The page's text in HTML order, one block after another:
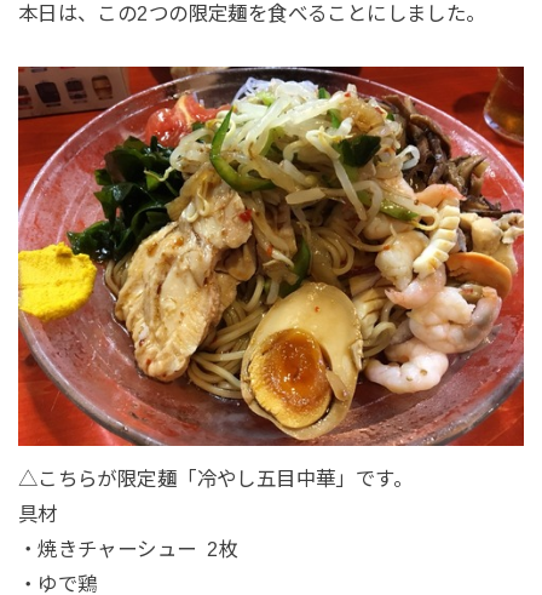
本日は、この2つの限定麺を食べることにしました。
△こちらが限定麺「冷やし五目中華」です。
具材
・焼きチャーシュー 2枚
・ゆで鶏